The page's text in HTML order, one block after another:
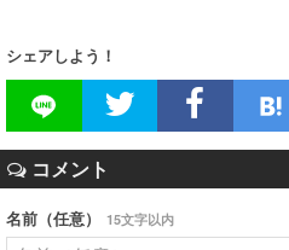
シェアしよう！
コメント
名前（任意） 15文字以内